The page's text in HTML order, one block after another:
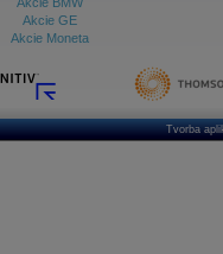
Akcie GE
Akcie Moneta
Tvorba